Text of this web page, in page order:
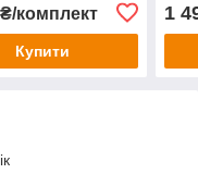
для
комплект
Купити
1